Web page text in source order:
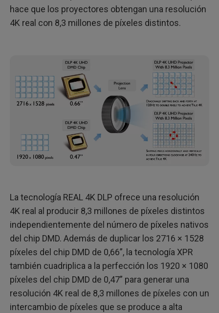
hace que los proyectores obtengan una resolución
4K real con 8,3 millones de píxeles distintos.
La tecnología REAL 4K DLP ofrece una resolución
4K real al producir 8,3 millones de píxeles distintos
independientemente del número de píxeles nativos
del chip DMD. Además de duplicar los 2716 × 1528
píxeles del chip DMD de 0,66”, la tecnología XPR
también cuadriplica a la perfección los 1920 × 1080
píxeles del chip DMD de 0,47” para generar una
resolución 4K real de 8,3 millones de píxeles con un
intercambio de píxeles que se produce a alta